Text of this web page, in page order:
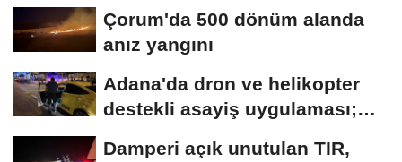
Çorum'da 500 dönüm alanda
anız yangını
Adana'da dron ve helikopter
destekli asayiş uygulaması;
Damperi açık unutulan TIR,